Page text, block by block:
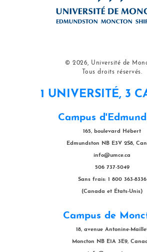
© 2026, Université de
Tous droits réservés.
1 UNIVERSITÉ, 3
Campus
165, boulevard Hébert
Edmundston NB E3V 2S8,
info@umce.ca
506 737-5049
Sans frais: 1 800 363-8336
(Canada et États-Unis)
Campus de
18, avenue Antonine-
Moncton NB E1A 3E9,